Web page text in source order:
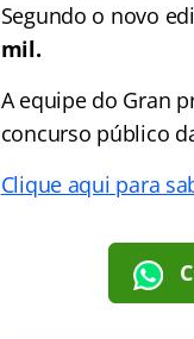
Segundo o novo
mil.
A equipe do Gran
concurso público
Clique aqui para